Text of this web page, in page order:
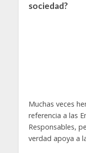
sociedad?
Muchas veces
referencia a las
Responsables,
verdad apoya a